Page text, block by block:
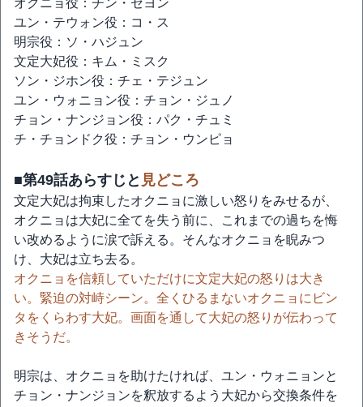
オクニョ役：チン・セヨン
ユン・テウォン役：コ・ス
明宗役：ソ・ハジュン
文定大妃役：キム・ミスク
ソン・ジホン役：チェ・テジュン
ユン・ウォニョン役：チョン・ジュノ
チョン・ナンジョン役：パク・チュミ
チ・チョンドク役：チョン・ウンピョ
■第49話あらすじと 見どころ
文定大妃は拘束したオクニョに激しい怒りをみせるが、
オクニョは大妃に全てを失う前に、これまでの過ちを悔
い改めるように涙で訴える。そんなオクニョを睨みつ
け、大妃は立ち去る。
オクニョを信頼していただけに文定大妃の怒りは大き
い。緊迫の対峙シーン。全くひるまないオクニョにビン
タをくらわす大妃。画面を通して大妃の怒りが伝わって
きそうだ。
明宗は、オクニョを助けたければ、ユン・ウォニョンと
チョン・ナンジョンを釈放するよう大妃から交換条件を